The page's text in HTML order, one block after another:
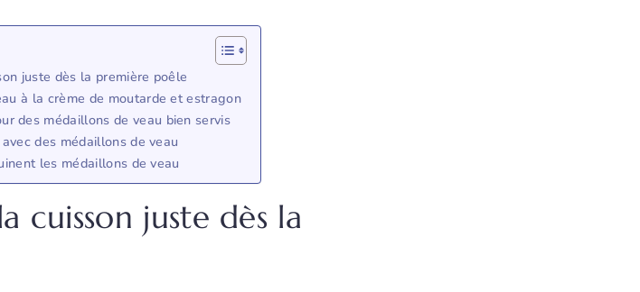
juste dès la première poêle
à la crème de moutarde et estragon
des médaillons de veau bien servis
des médaillons de veau
les médaillons de veau
cuisson juste dès la